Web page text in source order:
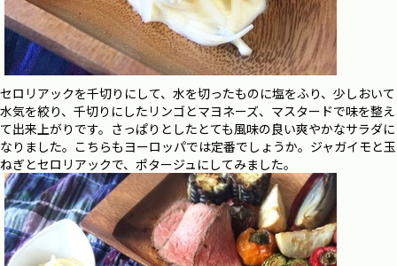
セロリアックを千切りにして、水を切ったものに塩をふり、少しおいて
水気を絞り、千切りにしたリンゴとマヨネーズ、マスタードで味を整え
て出来上がりです。さっぱりとしたとても風味の良い爽やかなサラダに
なりました。こちらもヨーロッパでは定番でしょうか。ジャガイモと玉
ねぎとセロリアックで、ポタージュにしてみました。